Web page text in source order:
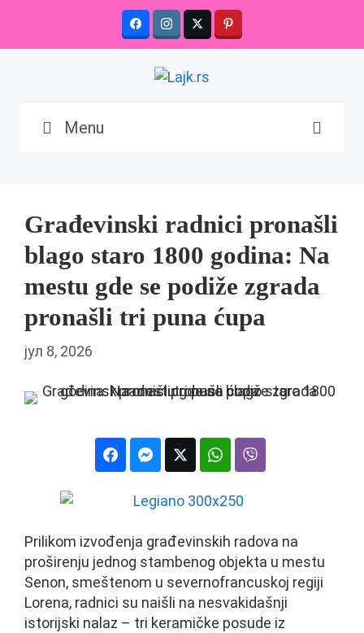
content
Menu
Građevinski radnici pronašli
blago staro 1800 godina: Na
mestu gde se podiže zgrada
pronašli tri puna ćupa
јул 8, 2026
Prilikom izvođenja građevinskih radova na
proširenju jednog stambenog objekta u mestu
Senon, smeštenom u severnofrancuskoj regiji
Lorena, radnici su naišli na nesvakidašnji
istorijski nalaz – tri keramičke posude iz